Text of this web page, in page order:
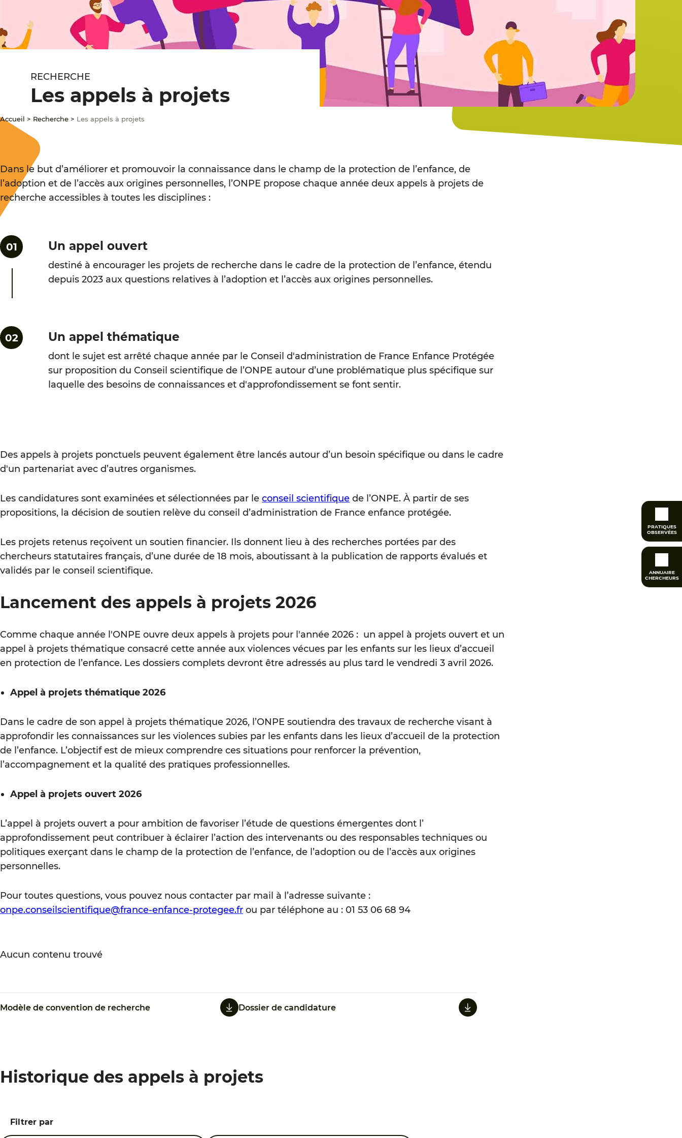
PRATIQUES
OBSERVÉES
ANNUAIRE
CHERCHEURS
RECHERCHE
Les appels à projets
Accueil > Recherche > Les appels à projets
Dans le but d’améliorer et promouvoir la connaissance dans le champ de la protection de l’enfance, de
l’adoption et de l’accès aux origines personnelles, l’ONPE propose chaque année deux appels à projets de
recherche accessibles à toutes les disciplines :
Un appel ouvert
destiné à encourager les projets de recherche dans le cadre de la protection de l’enfance, étendu
depuis 2023 aux questions relatives à l’adoption et l’accès aux origines personnelles.
Un appel thématique
dont le sujet est arrêté chaque année par le Conseil d'administration de France Enfance Protégée
sur proposition du Conseil scientifique de l’ONPE autour d’une problématique plus spécifique sur
laquelle des besoins de connaissances et d'approfondissement se font sentir.
Des appels à projets ponctuels peuvent également être lancés autour d’un besoin spécifique ou dans le cadre
d'un partenariat avec d’autres organismes.
Les candidatures sont examinées et sélectionnées par le conseil scientifique de l’ONPE. À partir de ses
propositions, la décision de soutien relève du conseil d’administration de France enfance protégée.
Les projets retenus reçoivent un soutien financier. Ils donnent lieu à des recherches portées par des
chercheurs statutaires français, d’une durée de 18 mois, aboutissant à la publication de rapports évalués et
validés par le conseil scientifique.
Lancement des appels à projets 2026
Comme chaque année l'ONPE ouvre deux appels à projets pour l'année 2026 : un appel à projets ouvert et un
appel à projets thématique consacré cette année aux violences vécues par les enfants sur les lieux d’accueil
en protection de l’enfance. Les dossiers complets devront être adressés au plus tard le vendredi 3 avril 2026.
Appel à projets thématique 2026
Dans le cadre de son appel à projets thématique 2026, l’ONPE soutiendra des travaux de recherche visant à
approfondir les connaissances sur les violences subies par les enfants dans les lieux d’accueil de la protection
de l’enfance. L’objectif est de mieux comprendre ces situations pour renforcer la prévention,
l’accompagnement et la qualité des pratiques professionnelles.
Appel à projets ouvert 2026
L’appel à projets ouvert a pour ambition de favoriser l’étude de questions émergentes dont l’
approfondissement peut contribuer à éclairer l’action des intervenants ou des responsables techniques ou
politiques exerçant dans le champ de la protection de l’enfance, de l’adoption ou de l’accès aux origines
personnelles.
Pour toutes questions, vous pouvez nous contacter par mail à l’adresse suivante :
onpe.conseilscientifique@france-enfance-protegee.fr ou par téléphone au : 01 53 06 68 94
Aucun contenu trouvé
Modèle de convention de recherche Dossier de candidature
Historique des appels à projets
Filtrer par